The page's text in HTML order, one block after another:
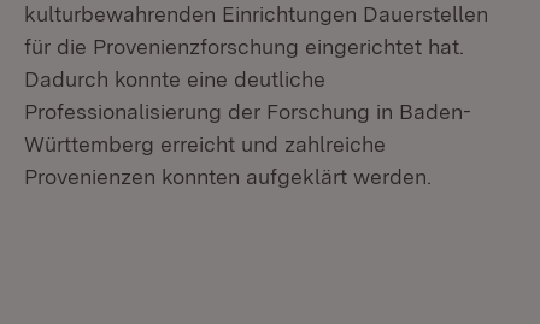
kulturbewahrenden Einrichtungen Dauerstellen
für die Provenienzforschung eingerichtet hat.
Dadurch konnte eine deutliche
Professionalisierung der Forschung in Baden-
Württemberg erreicht und zahlreiche
Provenienzen konnten aufgeklärt werden.